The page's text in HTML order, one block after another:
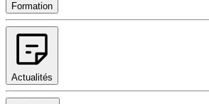
Formation
Actualités